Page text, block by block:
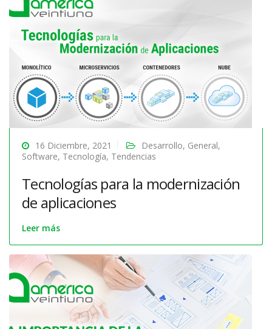
16 Diciembre, 2021 Desarrollo, General,
Software, Tecnología, Tendencias
Tecnologías para la modernización
de aplicaciones
Leer más